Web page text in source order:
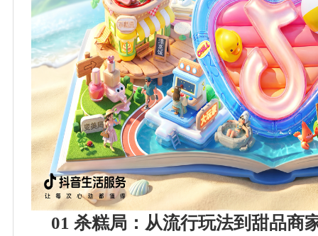
01 杀糕局：从流行玩法到甜品商